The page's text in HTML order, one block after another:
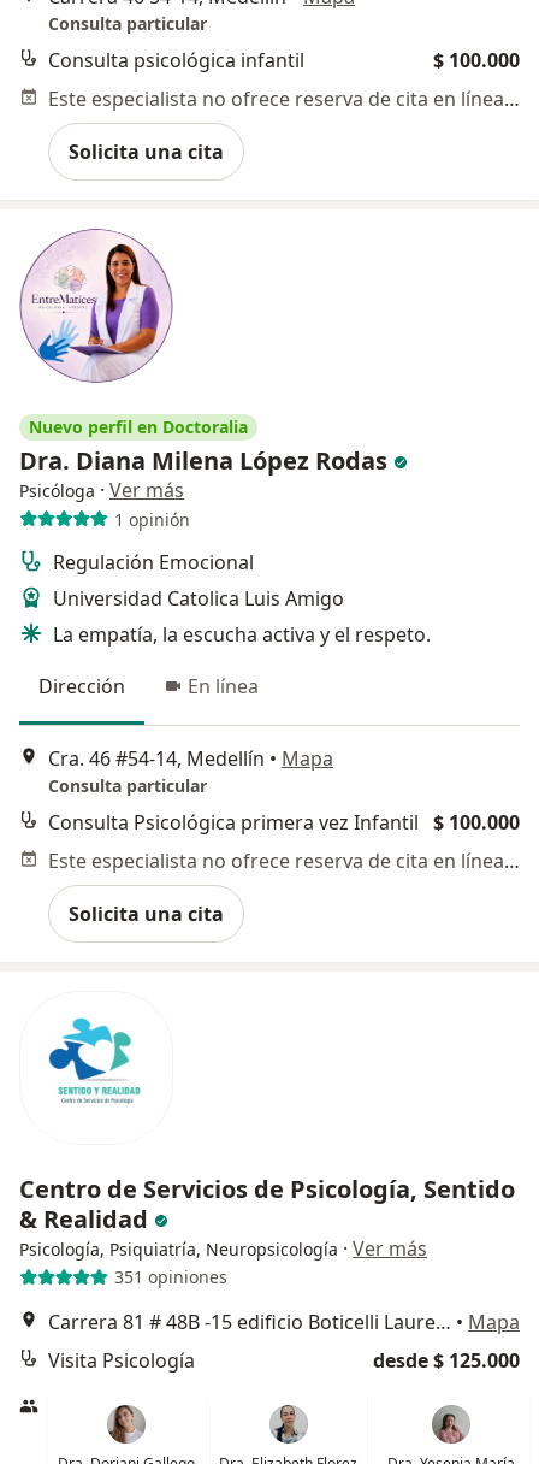
Consulta particular
Consulta psicológica infantil
$ 100.000
Este especialista no ofrece reserva de cita en línea en esta dirección.
Solicita una cita
Nuevo perfil en Doctoralia
Dra. Diana Milena López Rodas
Psicóloga · Ver más
1 opinión
Regulación Emocional
Universidad Catolica Luis Amigo
La empatía, la escucha activa y el respeto.
Dirección
En línea
Cra. 46 #54-14, Medellín • Mapa
Consulta particular
Consulta Psicológica primera vez Infantil $ 100.000
Este especialista no ofrece reserva de cita en línea en esta dirección.
Solicita una cita
Centro de Servicios de Psicología, Sentido
& Realidad
Psicología, Psiquiatría, Neuropsicología · Ver más
351 opiniones
Carrera 81 # 48B -15 edificio Boticelli Laureles, Medellín • Mapa
Visita Psicología
desde $ 125.000